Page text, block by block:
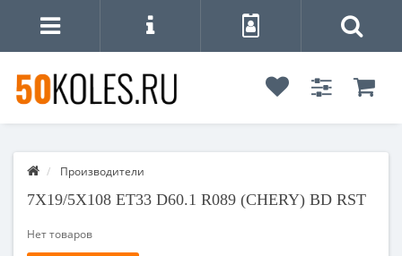
Производители
7X19/5X108 ET33 D60.1 R089 (CHERY) BD RST
Нет товаров